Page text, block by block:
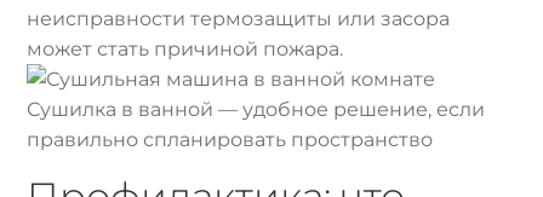
неисправности термозащиты или засора
может стать причиной пожара.
Сушилка в ванной — удобное решение, если
правильно спланировать пространство